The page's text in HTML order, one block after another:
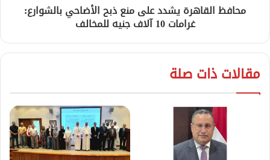
محافظ القاهرة يشدد على منع ذبح الأضاحي بالشوارع:
غرامات 10 آلاف جنيه للمخالف
مقالات ذات صلة